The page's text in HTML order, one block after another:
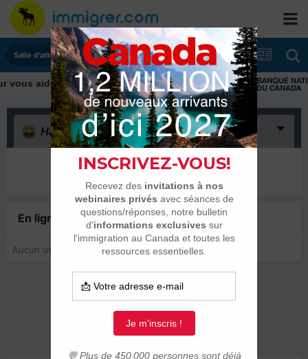
Salle d'attente - échanges de dates
aider tout au long de votre transition
Haha(0)
Il n’y a encore rien ici
En ligne récemment0 membre est en ligne
Aucun utilisateur enregistré regarde cette page.